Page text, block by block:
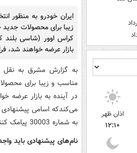
اذان ظهر
۱۲:۱۰
ایران خودرو به منظور
زیبا برای محصولات
کراس اوور (شاسی بلند
بازار عرضه خواهند شد،
به گزارش مشرق به نقل
مناسب و زیبا برای
در آینده به بازار
به شماره 30003 پیامک کنند.
نام‌های پیشنهادی باید